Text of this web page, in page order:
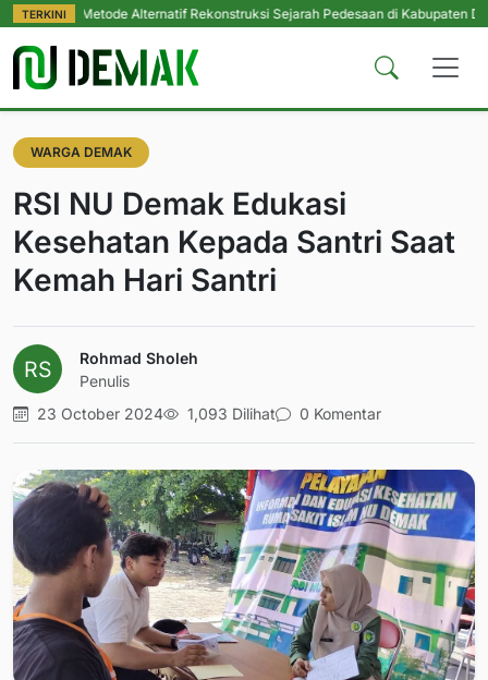
TERKINI
Metode Alternatif Rekonstruksi Sejarah Pedesaan di Kabupaten Demak |
WARGA DEMAK
RSI NU Demak Edukasi
Kesehatan Kepada Santri Saat
Kemah Hari Santri
Rohmad Sholeh
Penulis
23 October 2024
1,093 Dilihat 0 Komentar